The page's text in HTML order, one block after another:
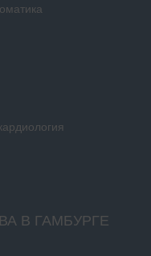
В ГАМБУРГЕ